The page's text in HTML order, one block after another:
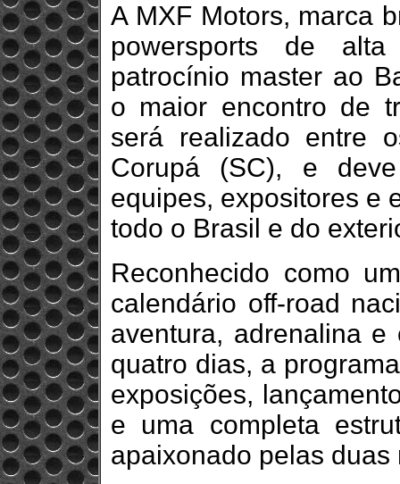
A MXF Motors, marca
powersports de
patrocínio master ao
o maior encontro de
será realizado entre
Corupá (SC), e
equipes, expositores e
todo o Brasil e do
Reconhecido como
calendário off-road
aventura, adrenalina e
quatro dias, a
exposições,
e uma completa
apaixonado pelas duas